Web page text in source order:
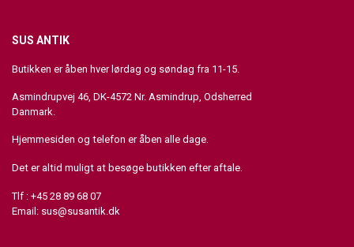
SUS ANTIK
Butikken er åben hver lørdag og søndag fra 11-15.
Asmindrupvej 46, DK-4572 Nr. Asmindrup, Odsherred
Danmark.
Hjemmesiden og telefon er åben alle dage.
Det er altid muligt at besøge butikken efter aftale.
Tlf : +45 28 89 68 07
Email: sus@susantik.dk